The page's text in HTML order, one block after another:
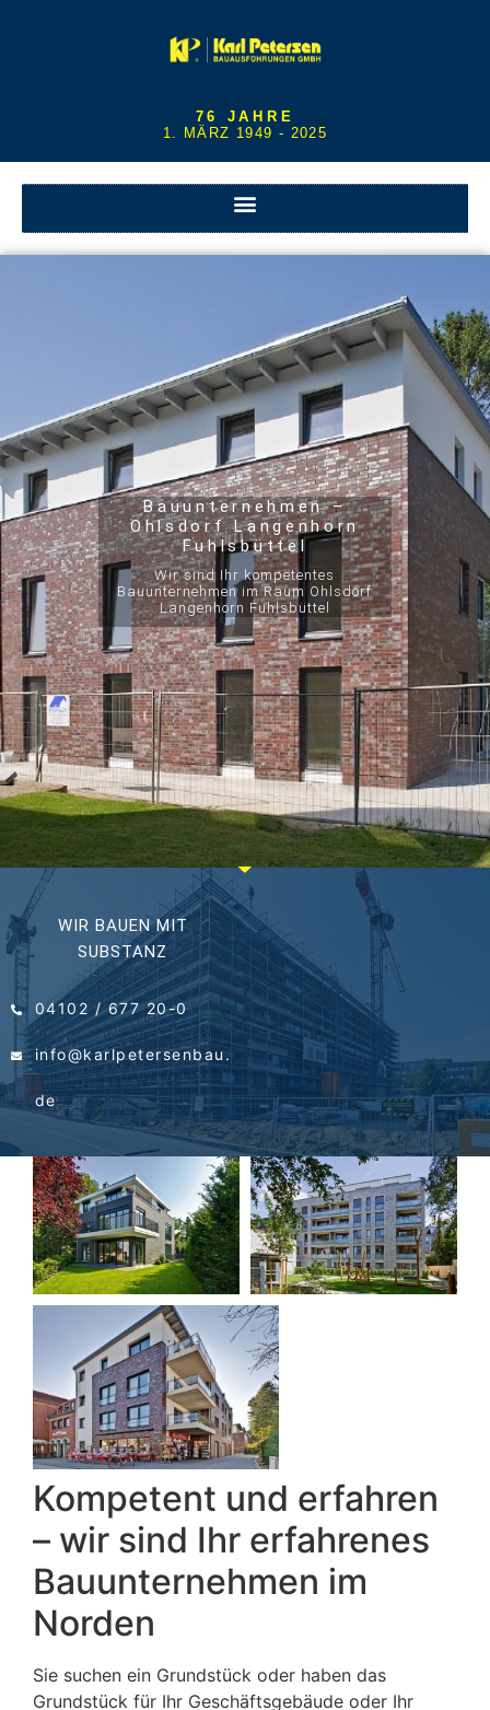
76 JAHRE
1. MÄRZ 1949 - 2025
Bauunternehmen –
Ohlsdorf Langenhorn
Fuhlsbüttel
Wir sind Ihr kompetentes
Bauunternehmen im Raum Ohlsdorf
Langenhorn Fuhlsbüttel
WIR BAUEN MIT
SUBSTANZ
04102 / 677 20-0
info@karlpetersenbau.
de
Kompetent und erfahren
– wir sind Ihr erfahrenes
Bauunternehmen im
Norden
Sie suchen ein Grundstück oder haben das
Grundstück für Ihr Geschäftsgebäude oder Ihr